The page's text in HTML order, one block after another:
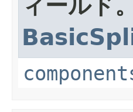
ィールド。